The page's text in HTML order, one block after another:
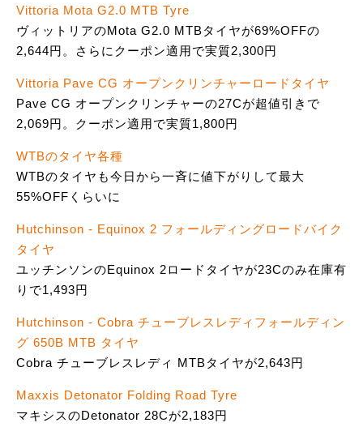
Vittoria Mota G2.0 MTB Tyre
ヴィットリアのMota G2.0 MTBタイヤが69%OFFの
2,644円。さらにクーポン適用で実質2,300円
Vittoria Pave CG オープンクリンチャーロードタイヤ
Pave CG オープンクリンチャーの27Cが超値引きで
2,069円。クーポン適用で実質1,800円
WTBのタイヤ各種
WTBのタイヤも今日から一斉に値下がりして最大
55%OFFくらいに
Hutchinson - Equinox 2 フォールディングロードバイク
タイヤ
ユッチンソンのEquinox 2ロードタイヤが23Cのみ在庫有
りで1,493円
Hutchinson - Cobra チューブレスレディフォールディン
グ 650B MTB タイヤ
Cobra チューブレスレディ MTBタイヤが2,643円
Maxxis Detonator Folding Road Tyre
マキシスのDetonator 28Cが2,183円